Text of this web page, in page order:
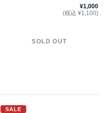
¥1,000
(税込 ¥1,100)
SOLD OUT
SALE